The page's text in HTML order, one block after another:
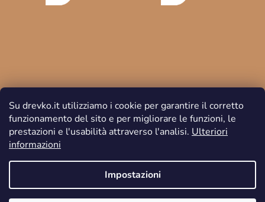
Su drevko.it utilizziamo i cookie per garantire il corretto
funzionamento del sito e per migliorare le funzioni, le
prestazioni e l'usabilità attraverso l'analisi. Ulteriori
informazioni
Impostazioni